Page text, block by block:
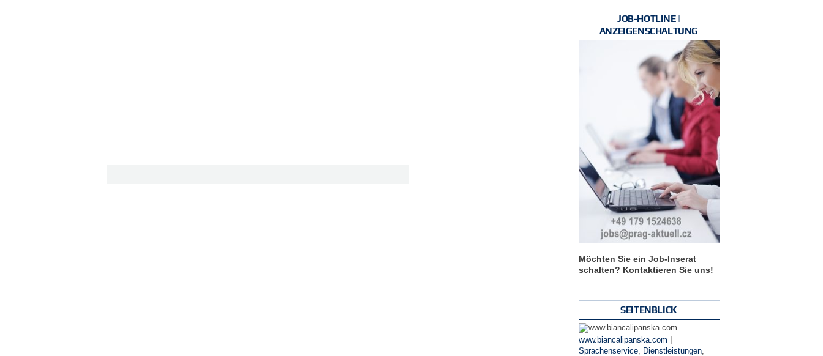
JOB-HOTLINE |
ANZEIGENSCHALTUNG
Möchten Sie ein Job-Inserat
schalten? Kontaktieren Sie uns!
SEITENBLICK
www.biancalipanska.com |
Sprachenservice, Dienstleistungen,